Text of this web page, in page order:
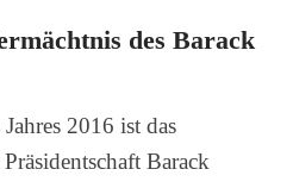
des Barack
2016 ist das
Barack